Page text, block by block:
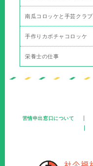
南瓜コロッケと手芸クラブ
手作りカボチャコロッケ
栄養士の仕事
苦情申出窓口について